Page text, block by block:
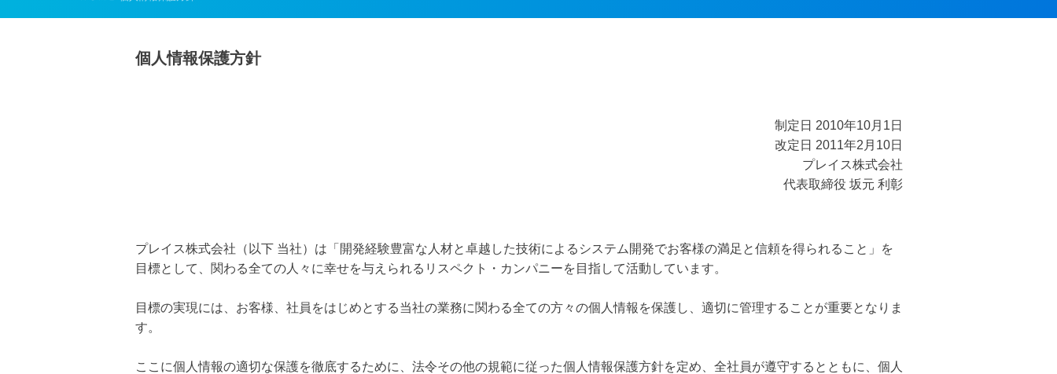
個人情報保護方針
制定日 2010年10月1日
改定日 2011年2月10日
プレイス株式会社
代表取締役 坂元 利彰
プレイス株式会社（以下 当社）は「開発経験豊富な人材と卓越した技術によるシステム開発でお客様の満足と信頼を得られること」を
目標として、関わる全ての人々に幸せを与えられるリスペクト・カンパニーを目指して活動しています。
目標の実現には、お客様、社員をはじめとする当社の業務に関わる全ての方々の個人情報を保護し、適切に管理することが重要となりま
す。
ここに個人情報の適切な保護を徹底するために、法令その他の規範に従った個人情報保護方針を定め、全社員が遵守するとともに、個人